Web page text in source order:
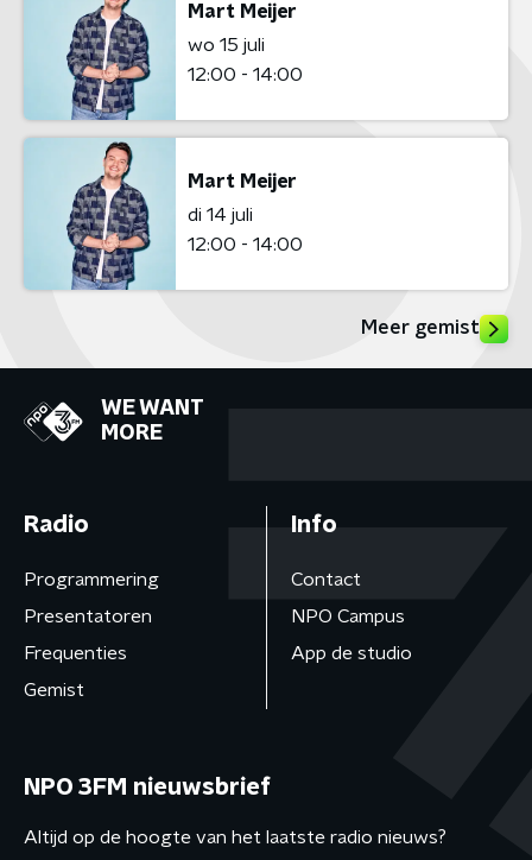
Mart Meijer
wo 15 juli
12:00 - 14:00
Mart Meijer
di 14 juli
12:00 - 14:00
Meer gemist
WE WANT
MORE
Radio
Programmering
Presentatoren
Frequenties
Gemist
Info
Contact
NPO Campus
App de studio
NPO 3FM nieuwsbrief
Altijd op de hoogte van het laatste radio nieuws?